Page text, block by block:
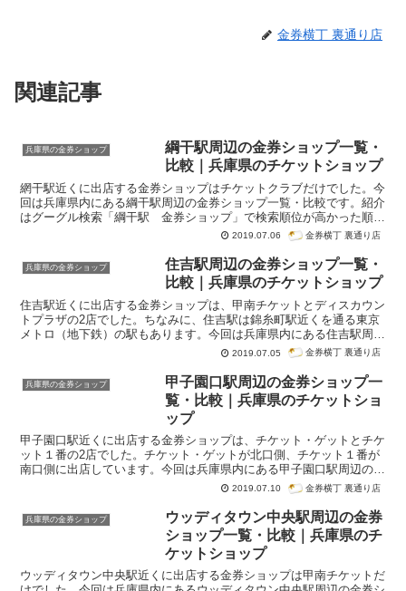
金券横丁 裏通り店
関連記事
兵庫県の金券ショップ
綱干駅周辺の金券ショップ一覧・
比較｜兵庫県のチケットショップ
網干駅近くに出店する金券ショップはチケットクラブだけでした。今
回は兵庫県内にある綱干駅周辺の金券ショップ一覧・比較です。紹介
はグーグル検索「綱干駅 金券ショップ」で検索順位が高かった順番
2019.07.06 金券横丁 裏通り店
兵庫県の金券ショップ
住吉駅周辺の金券ショップ一覧・
比較｜兵庫県のチケットショップ
住吉駅近くに出店する金券ショップは、甲南チケットとディスカウン
トプラザの2店でした。ちなみに、住吉駅は錦糸町駅近くを通る東京
メトロ（地下鉄）の駅もあります。今回は兵庫県内にある住吉駅周辺
の金券ショップ一覧・比較です。紹介はグーグル検索「住吉駅 金券
2019.07.05 金券横丁 裏通り店
兵庫県の金券ショップ
甲子園口駅周辺の金券ショップ一
覧・比較｜兵庫県のチケットショ
ップ
甲子園口駅近くに出店する金券ショップは、チケット・ゲットとチケ
ット１番の2店でした。チケット・ゲットが北口側、チケット１番が
南口側に出店しています。今回は兵庫県内にある甲子園口駅周辺の金
券ショップ一覧・比較です。紹介はグーグル検索「甲子園口駅 金券
ショップ」で検索順位が高かった順番になっています。
2019.07.10 金券横丁 裏通り店
兵庫県の金券ショップ
ウッディタウン中央駅周辺の金券
ショップ一覧・比較｜兵庫県のチ
ケットショップ
ウッディタウン中央駅近くに出店する金券ショップは甲南チケットだ